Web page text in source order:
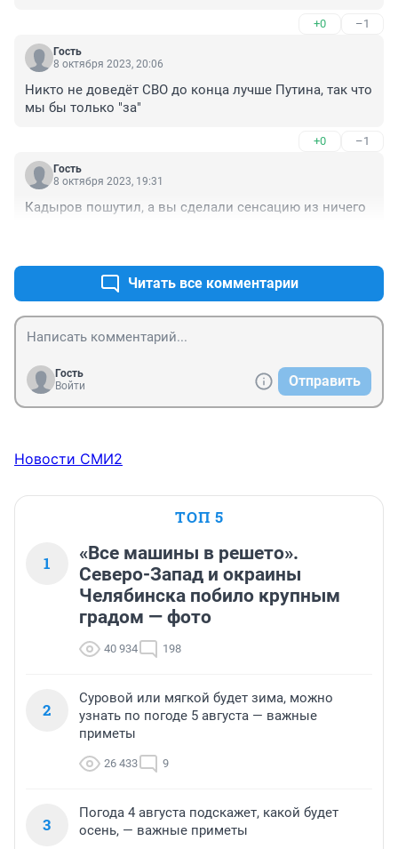
+0 –1
Гость
8 октября 2023, 20:06
Никто не доведёт СВО до конца лучше Путина, так что
мы бы только "за"
+0 –1
Гость
8 октября 2023, 19:31
Кадыров пошутил, а вы сделали сенсацию из ничего
Читать все комментарии
Гость
Войти
Отправить
Новости СМИ2
ТОП 5
1
«Все машины в решето».
Северо-Запад и окраины
Челябинска побило крупным
градом — фото
40 934 198
2
Суровой или мягкой будет зима, можно
узнать по погоде 5 августа — важные
приметы
26 433 9
3
Погода 4 августа подскажет, какой будет
осень, — важные приметы